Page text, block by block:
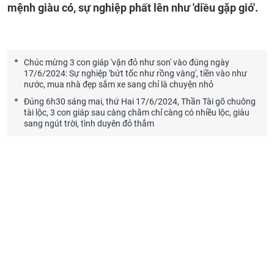
mệnh giàu có, sự nghiệp phất lên như 'diều gặp gió'.
Chúc mừng 3 con giáp 'vận đỏ như son' vào đúng ngày
17/6/2024: Sự nghiệp 'bứt tốc như rồng vàng', tiền vào như
nước, mua nhà đẹp sắm xe sang chỉ là chuyện nhỏ
Đúng 6h30 sáng mai, thứ Hai 17/6/2024, Thần Tài gõ chuông
tài lộc, 3 con giáp sau càng chăm chỉ càng có nhiều lộc, giàu
sang ngút trời, tình duyên đỏ thắm